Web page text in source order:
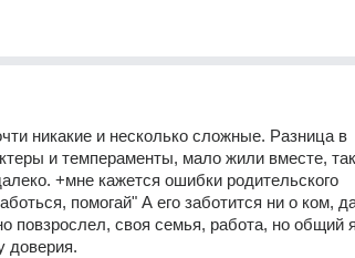
никакие и несколько сложные. Разница в
и темпераменты, мало жили вместе,
+мне кажется ошибки родительского
помогай" А его заботится ни о ком,
повзрослел, своя семья, работа, но общий
доверия.